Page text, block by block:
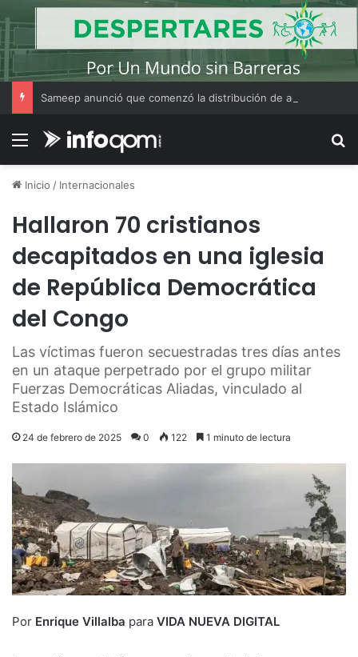
Menú
Inicio / Internacionales
Hallaron 70 cristianos
decapitados en una iglesia
de República Democrática
del Congo
Las víctimas fueron secuestradas tres días antes
en un ataque perpetrado por el grupo militar
Fuerzas Democráticas Aliadas, vinculado al
Estado Islámico
24 de febrero de 2025 0 122 1 minuto de lectura
Por Enrique Villalba para VIDA NUEVA DIGITAL